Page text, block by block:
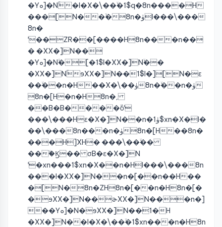
�Yܘ]�Nۚ�I�X�\��ۙ�1$q�8n����H
���[N��ۙ�8n�ۈI���\���
8n�
ˈ��ZR��[����H8n���n��
� �XX�]N��
�Yܘ]�Nۙ�[�1$I�XX�]Nۙ��
�XX�]NۚɘXX�]N��1$I�][N�ɛ
��ۙ��n�H��X�\��ۈ8n�ۙ��n�ۈ
8n�[H�n�H8n�ˏ
��B�B����ۙόˈ
���\���Hɛ�X�]N��n�ۈ1$xn�X�I�
��\���8n���n�ۈ8n�[H��8n�
���H]XH� ���\��ۙ��
���ۙϏ�� σB�ɛ�X�]N
ˈ�xn���1$xn�X��n�HI���\���8n
���I�XX�]N��n�[��n��H��
�[N�8n�ZH8n�[��n�H8n�[�
�ɘXX�]N��ɚXX�]N���n�]
��Yܘ]�N�ɘXX�]N��1�H
�XX�]N��I�X�\��ۙ�1$xn���n�H8n